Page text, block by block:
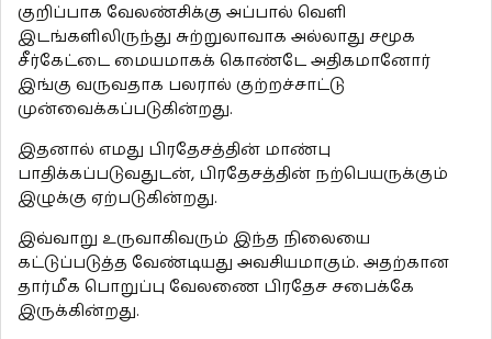
குறிப்பாக வேலண்சிக்கு அப்பால் வெளி
இடங்களிலிருந்து சுற்றுலாவாக அல்லாது சமூக
சீர்கேட்டை மையமாகக் கொண்டே அதிகமானோர்
இங்கு வருவதாக பலரால் குற்றச்சாட்டு
முன்வைக்கப்படுகின்றது.
இதனால் எமது பிரதேசத்தின் மாண்பு
பாதிக்கப்படுவதுடன், பிரதேசத்தின் நற்பெயருக்கும்
இழுக்கு ஏற்படுகின்றது.
இவ்வாறு உருவாகிவரும் இந்த நிலையை
கட்டுப்படுத்த வேண்டியது அவசியமாகும். அதற்கான
தார்மீக பொறுப்பு வேலணை பிரதேச சபைக்கே
இருக்கின்றது.